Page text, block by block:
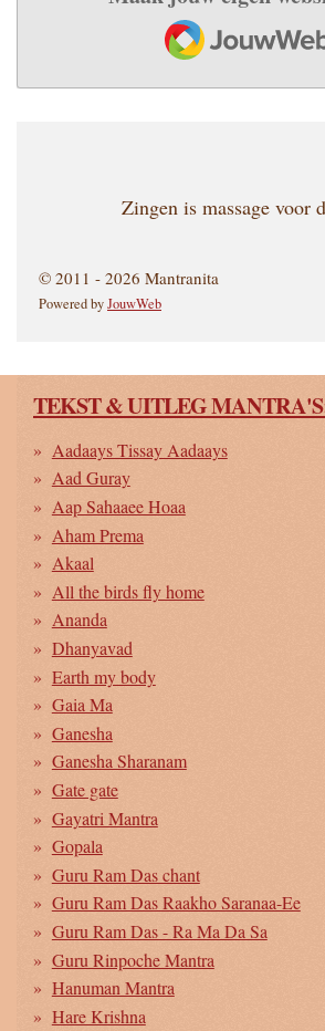
JouwWeb
Zingen is massage voor
© 2011 - 2026 Mantranita
Powered byJouwWeb
TEKST & UITLEG
Aadaays Tissay Aadaays
Aad Guray
Aap Sahaaee Hoaa
Aham Prema
Akaal
All the birds fly home
Ananda
Dhanyavad
Earth my body
Gaia Ma
Ganesha
Ganesha Sharanam
Gate gate
Gayatri Mantra
Gopala
Guru Ram Das chant
Guru Ram Das Raakho Saranaa-Ee
Guru Ram Das - Ra Ma Da Sa
Guru Rinpoche Mantra
Hanuman Mantra
Hare Krishna